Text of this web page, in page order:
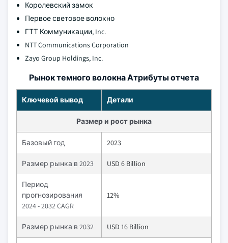
Королевский замок
Первое световое волокно
ГТТ Коммуникации, Inc.
NTT Communications Corporation
Zayo Group Holdings, Inc.
Рынок темного волокна Атрибуты отчета
Ключевой вывод Детали
Размер и рост рынка
Базовый год 2023
Размер рынка в 2023 USD 6 Billion
Период
прогнозирования
2024 - 2032 CAGR
12%
Размер рынка в 2032 USD 16 Billion